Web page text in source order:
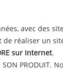
avec des
de réaliser un
sur Internet.
SON PRODUIT.